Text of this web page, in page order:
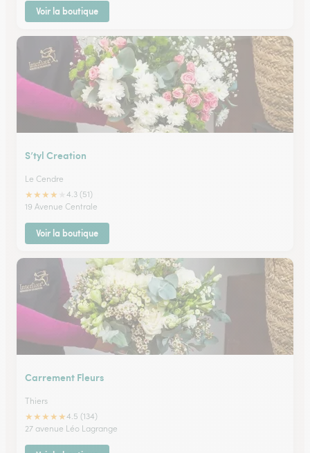
Voir la boutique
S’tyl Creation
Le Cendre
★★★★
4.3 (51)
19 Avenue Centrale
Voir la boutique
Carrement Fleurs
Thiers
★★★★★4.5 (134)
27 avenue Léo Lagrange